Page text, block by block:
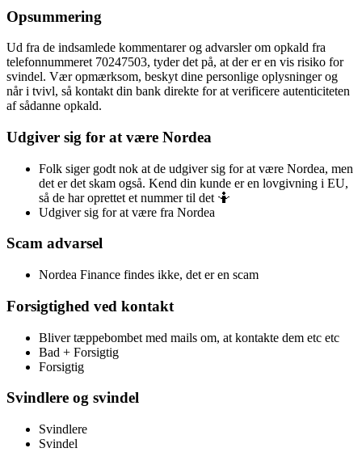
Opsummering
Ud fra de indsamlede kommentarer og advarsler om opkald fra
telefonnummeret 70247503, tyder det på, at der er en vis risiko for
svindel. Vær opmærksom, beskyt dine personlige oplysninger og
når i tvivl, så kontakt din bank direkte for at verificere autenticiteten
af sådanne opkald.
Udgiver sig for at være Nordea
Folk siger godt nok at de udgiver sig for at være Nordea, men
det er det skam også. Kend din kunde er en lovgivning i EU,
så de har oprettet et nummer til det 🤷
Udgiver sig for at være fra Nordea
Scam advarsel
Nordea Finance findes ikke, det er en scam
Forsigtighed ved kontakt
Bliver tæppebombet med mails om, at kontakte dem etc etc
Bad + Forsigtig
Forsigtig
Svindlere og svindel
Svindlere
Svindel